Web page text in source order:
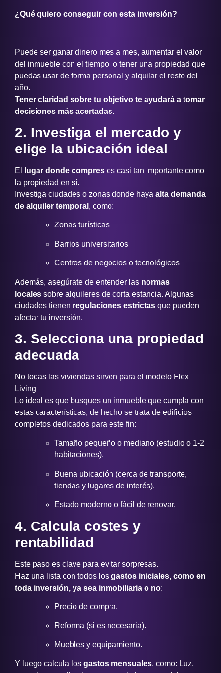
¿Qué quiero conseguir con esta inversión?
Puede ser ganar dinero mes a mes, aumentar el valor
del inmueble con el tiempo, o tener una propiedad que
puedas usar de forma personal y alquilar el resto del
año.
Tener claridad sobre tu objetivo te ayudará a tomar
decisiones más acertadas.
2. Investiga el mercado y
elige la ubicación ideal
El lugar donde compres es casi tan importante como
la propiedad en sí.
Investiga ciudades o zonas donde haya alta demanda
de alquiler temporal , como:
Zonas turísticas
Barrios universitarios
Centros de negocios o tecnológicos
Además, asegúrate de entender las normas
locales sobre alquileres de corta estancia. Algunas
ciudades tienen regulaciones estrictas que pueden
afectar tu inversión.
3. Selecciona una propiedad
adecuada
No todas las viviendas sirven para el modelo Flex
Living.
Lo ideal es que busques un inmueble que cumpla con
estas características, de hecho se trata de edificios
completos dedicados para este fin:
Tamaño pequeño o mediano (estudio o 1-2
habitaciones).
Buena ubicación (cerca de transporte,
tiendas y lugares de interés).
Estado moderno o fácil de renovar.
4. Calcula costes y
rentabilidad
Este paso es clave para evitar sorpresas.
Haz una lista con todos los gastos iniciales, como en
toda inversión, ya sea inmobiliaria o no:
Precio de compra.
Reforma (si es necesaria).
Muebles y equipamiento.
Y luego calcula los gastos mensuales, como: Luz,